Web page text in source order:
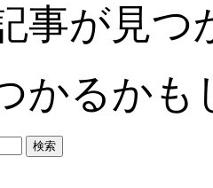
事が見つ
かるかも